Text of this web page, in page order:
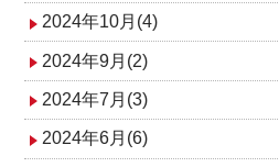
2024年10月(4)
2024年9月(2)
2024年7月(3)
2024年6月(6)